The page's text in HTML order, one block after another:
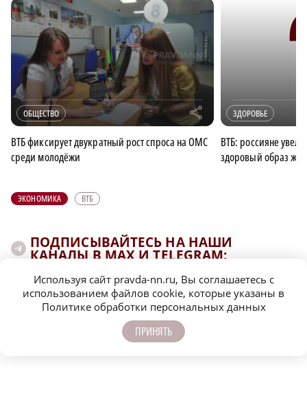
ОБЩЕСТВО r
ВТБ фиксирует двукратный рост спроса на ОМС
среди молодёжи
ЗДОРОВЬЕ
ВТБ: россияне
здоровый образ
ЭКОНОМИКА ВТБ
ПОДПИСЫВАЙТЕСЬ НА НАШИ
КАНАЛЫ В MAX И TELEGRAM:
НИЖЕГОРОДСКАЯ ПРАВДА
Быстро, честно, точно. И ничего лишнего
Используя сайт pravda-nn.ru, Вы соглашаетесь с
использованием файлов cookie, которые указаны в
Политике обработки персональных данных
ПРИНЯТЬ